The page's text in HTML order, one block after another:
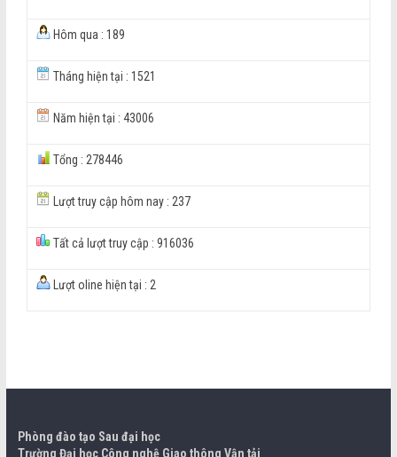
Hôm qua : 189
Tháng hiện tại : 1521
Năm hiện tại : 43006
Tổng : 278446
Lượt truy cập hôm nay : 237
Tất cả lượt truy cập : 916036
Lượt oline hiện tại : 2
Phòng đào tạo Sau đại học
Trường Đại học Công nghệ Giao thông Vận tải